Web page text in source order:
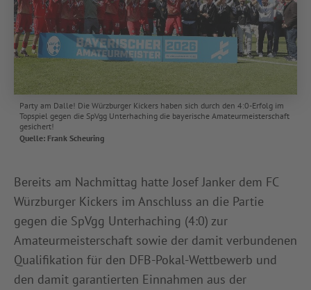
Party am Dalle! Die Würzburger Kickers haben sich durch den 4:0-Erfolg im
Topspiel gegen die SpVgg Unterhaching die bayerische Amateurmeisterschaft
gesichert!
Quelle: Frank Scheuring
Bereits am Nachmittag hatte Josef Janker dem FC
Würzburger Kickers im Anschluss an die Partie
gegen die SpVgg Unterhaching (4:0) zur
Amateurmeisterschaft sowie der damit verbundenen
Qualifikation für den DFB-Pokal-Wettbewerb und
den damit garantierten Einnahmen aus der